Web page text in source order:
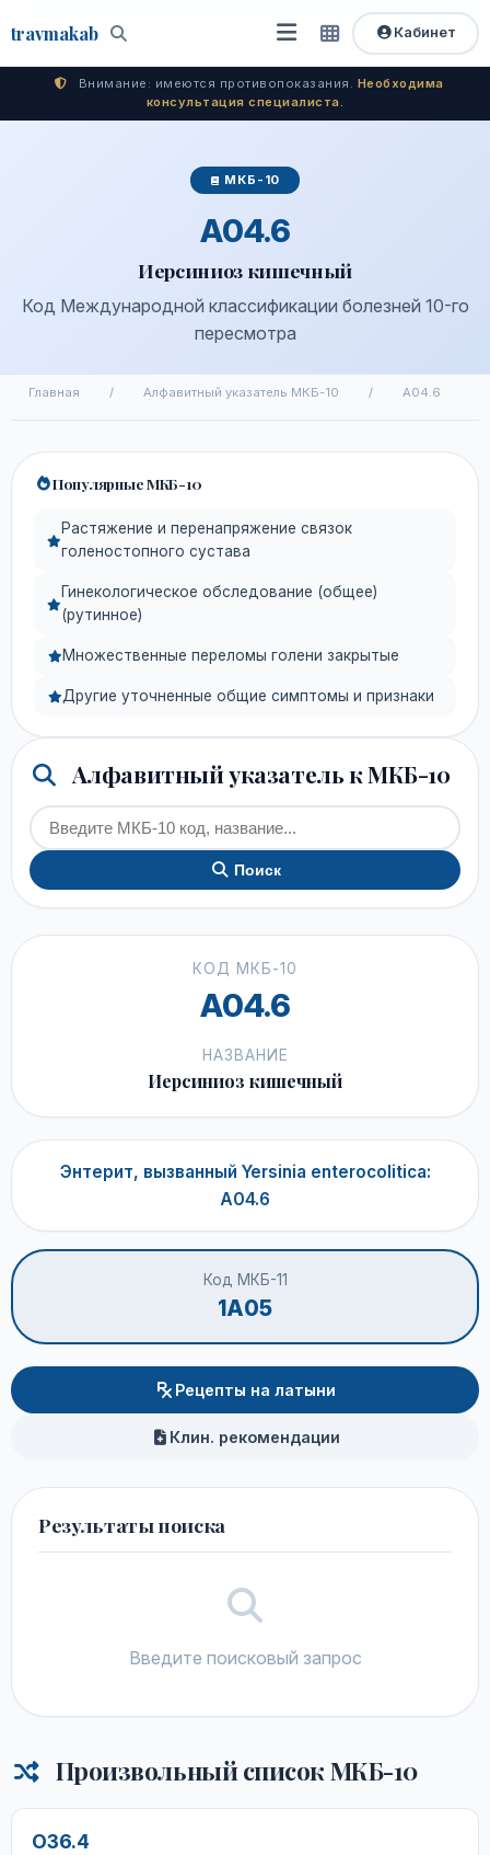
travmakab Поиск
Открыть
меню
Быстрый
доступ
Кабинет
Внимание: имеются противопоказания. Необходима
консультация специалиста.
МКБ-10
A04.6
Иерсиниоз кишечный
Код Международной классификации болезней 10-го
пересмотра
Главная / Алфавитный указатель МКБ-10 / A04.6
Популярные МКБ-10
Растяжение и перенапряжение связок
голеностопного сустава
Гинекологическое обследование (общее)
(рутинное)
Множественные переломы голени закрытые
Другие уточненные общие симптомы и признаки
Алфавитный указатель к МКБ-10
Поиск
КОД МКБ-10
A04.6
НАЗВАНИЕ
Иерсиниоз кишечный
Энтерит, вызванный Yersinia enterocolitica:
A04.6
Код МКБ-11
1A05
Рецепты на латыни
Клин. рекомендации
Результаты поиска
Введите поисковый запрос
Произвольный список МКБ-10
O36.4